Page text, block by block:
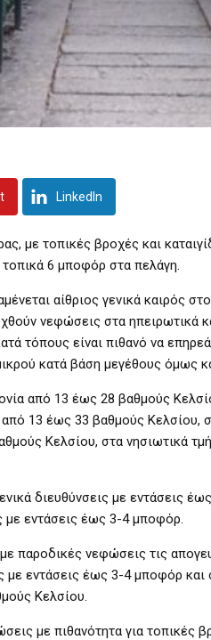
LinkedIn
με τοπικές βροχές και
6 μποφόρ στα πελάγη.
αίθριος γενικά καιρός
νεφώσεις στα ηπειρωτικά
τόπους είναι πιθανό να
κατά βάση μεγέθους όμως
από 13 έως 28 βαθμούς
13 έως 33 βαθμούς Κελσίου,
Κελσίου, στα νησιωτικά
διευθύνσεις με εντάσεις
με εντάσεις έως 3-4 μποφόρ.
με παροδικές νεφώσεις τις
με εντάσεις έως 3-4 μποφόρ
Κελσίου.
με πιθανότητα για τοπικές